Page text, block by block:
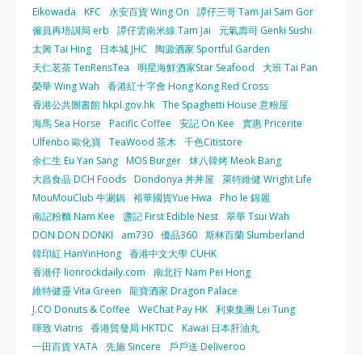
Eikowada
KFC 永安百貨 Wing On
譚仔三哥 Tam Jai Sam Gor
僱員再培訓局 erb
譚仔雲南米線 Tam Jai
元氣壽司 Genki Sushi
太興 Tai Hing
日本城 JHC
陶源酒家 Sportful Garden
天仁茗茶 TenRensTea
明星海鮮酒家Star Seafood
大班 Tai Pan
榮華 Wing Wah
香港紅十字會 Hong Kong Red Cross
香港公共圖書館 hkpl.gov.hk The Spaghetti House 意粉屋
海馬 Sea Horse
Pacific Coffee 安記 On Kee
實惠 Pricerite
Ulfenbo 歐化寶 TeaWood 茶木 千色Citistore
余仁生 Eu Yan Sang MOS Burger 炑八韓烤 Meok Bang
大昌食品 DCH Foods Dondonya 丼丼屋
萊特維健 Wright Life
MouMouClub 牛涮鍋 裕華國貨Yue Hwa
Pho le 錦麗
南記粉麵 Nam Kee
盞記 First Edible Nest 翠華 Tsui Wah
DON DON DONKI
am730 優品360 斯林百蘭 Slumberland
韓印紅 HanYinHong 香港中文大學 CUHK
香港仔 lionrockdaily.com
南北行 Nam Pei Hong
維特健靈 Vita Green
龍寶酒家 Dragon Palace
J.CO Donuts & Coffee
WeChat Pay HK 利東集團 Lei Tung
暉致 Viatris 香港貿發局 HKTDC
Kawai 日本肝油丸
一田百貨 YATA 先施 Sincere
戶戶送 Deliveroo